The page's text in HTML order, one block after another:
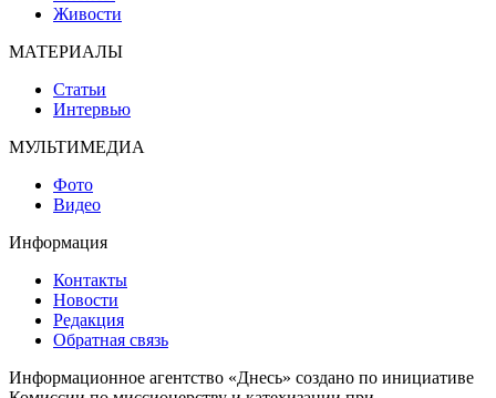
Живости
МАТЕРИАЛЫ
Статьи
Интервью
МУЛЬТИМЕДИА
Фото
Видео
Информация
Контакты
Новости
Редакция
Обратная связь
Информационное агентство «Днесь» создано по инициативе